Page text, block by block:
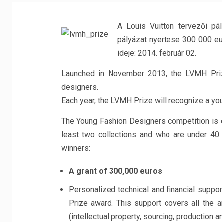
A Louis Vuitton tervezői
pályázat nyertese 300 000
ideje: 2014. február 02.
Launched in November 2013, the LVMH
designers.
Each year, the LVMH Prize will recognize a
The Young Fashion Designers competition
least two collections and who are under
winners:
A grant of 300,000 euros
Personalized technical and financial
Prize award. This support covers all the
(intellectual property, sourcing, production